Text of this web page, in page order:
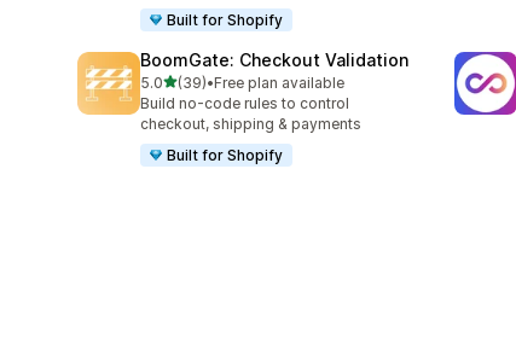
Built for Shopify
BoomGate: Checkout Validation
5.0별 5개 중
(39)
총 리뷰 39개
•Free plan available
Build no-code rules to control
checkout, shipping & payments
Built for Shopify